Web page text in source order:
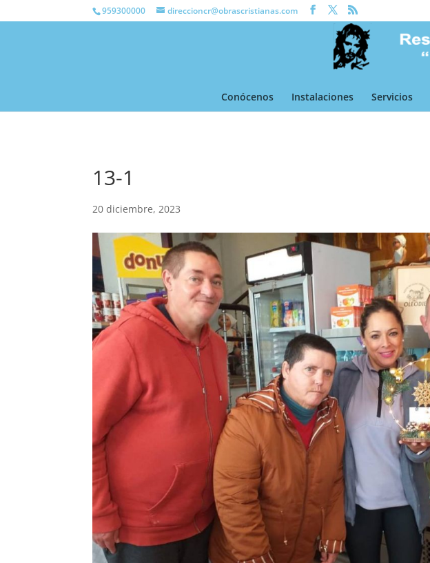
959300000 direccioncr@obrascristianas.com
Conócenos Instalaciones Servicios
13-1
20 diciembre, 2023